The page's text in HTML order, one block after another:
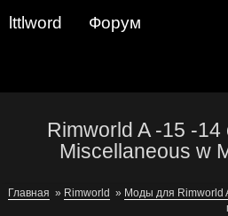
lttlword Форум
Rimworld A -15 -14
Miscellaneous w
Главная » Rimworld » Моды для Rimworld